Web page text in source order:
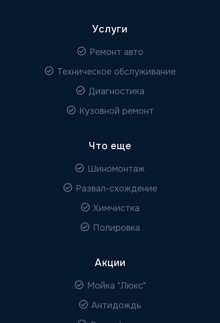
Услуги
Ремонт авто
Техническое обслуживание
Диагностика
Кузовной ремонт
Что еще
Шиномонтаж
Развал-схождение
Химчистка
Полировка
Акции
Мойка "Люкс"
Антидождь